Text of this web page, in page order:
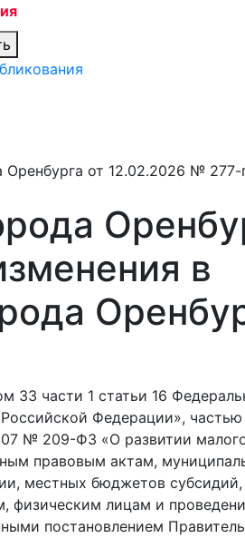
от 12.02.2026 № 277-
в
части 1 статьи 16
Федерации», частью
№ 209-ФЗ «О развитии
правовым актам,
местных бюджетов
физическим лицам и
постановлением